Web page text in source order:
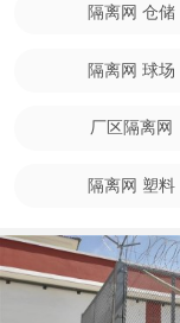
隔离网 仓储
隔离网 球场
厂区隔离网
隔离网 塑料